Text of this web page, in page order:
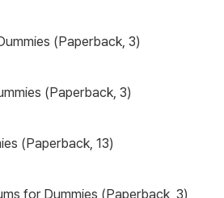
(Paperback, 3)
(Paperback, 3)
(Paperback, 13)
for Dummies (Paperback, 3)